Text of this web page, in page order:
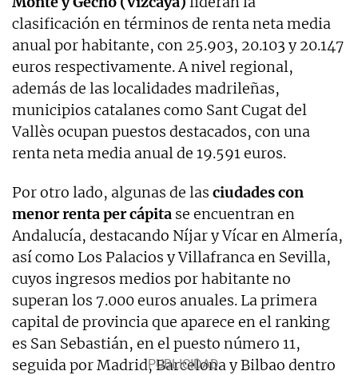
clasificación en términos de renta neta media
anual por habitante, con 25.903, 20.103 y 20.147
euros respectivamente. A nivel regional,
además de las localidades madrileñas,
municipios catalanes como Sant Cugat del
Vallès ocupan puestos destacados, con una
renta neta media anual de 19.591 euros.
Por otro lado, algunas de las ciudades con
menor renta per cápita se encuentran en
Andalucía, destacando Níjar y Vícar en Almería,
así como Los Palacios y Villafranca en Sevilla,
cuyos ingresos medios por habitante no
superan los 7.000 euros anuales. La primera
capital de provincia que aparece en el ranking
es San Sebastián, en el puesto número 11,
seguida por Madrid, Barcelona y Bilbao dentro